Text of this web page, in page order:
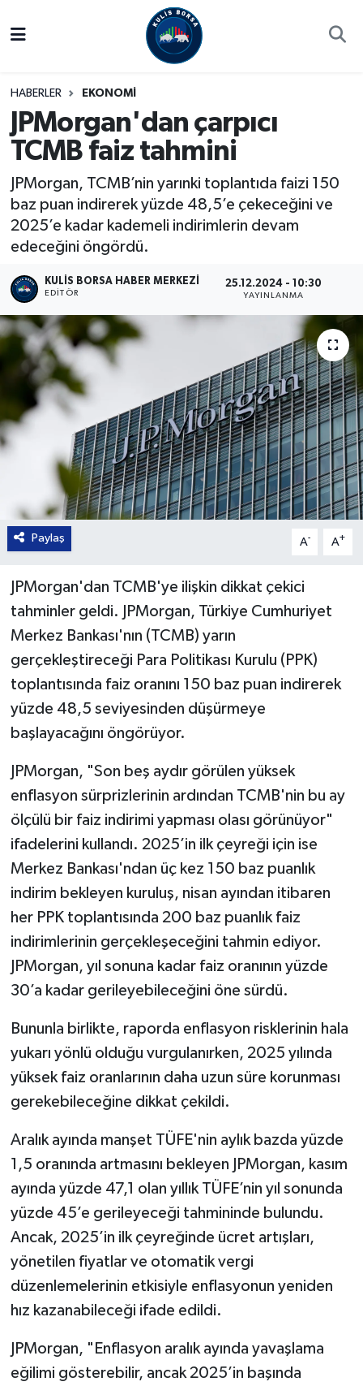
HABERLER EKONOMİ
JPMorgan'dan çarpıcı
TCMB faiz tahmini
JPMorgan, TCMB’nin yarınki toplantıda faizi 150
baz puan indirerek yüzde 48,5’e çekeceğini ve
2025’e kadar kademeli indirimlerin devam
edeceğini öngördü.
KULIS BORSA HABER MERKEZI
EDITÖR
25.12.2024 - 10:30
YAYINLANMA
Paylaş A- A+
JPMorgan'dan TCMB'ye ilişkin dikkat çekici
tahminler geldi. JPMorgan, Türkiye Cumhuriyet
Merkez Bankası'nın (TCMB) yarın
gerçekleştireceği Para Politikası Kurulu (PPK)
toplantısında faiz oranını 150 baz puan indirerek
yüzde 48,5 seviyesinden düşürmeye
başlayacağını öngörüyor.
JPMorgan, "Son beş aydır görülen yüksek
enflasyon sürprizlerinin ardından TCMB'nin bu ay
ölçülü bir faiz indirimi yapması olası görünüyor"
ifadelerini kullandı. 2025’in ilk çeyreği için ise
Merkez Bankası'ndan üç kez 150 baz puanlık
indirim bekleyen kuruluş, nisan ayından itibaren
her PPK toplantısında 200 baz puanlık faiz
indirimlerinin gerçekleşeceğini tahmin ediyor.
JPMorgan, yıl sonuna kadar faiz oranının yüzde
30’a kadar gerileyebileceğini öne sürdü.
Bununla birlikte, raporda enflasyon risklerinin hala
yukarı yönlü olduğu vurgulanırken, 2025 yılında
yüksek faiz oranlarının daha uzun süre korunması
gerekebileceğine dikkat çekildi.
Aralık ayında manşet TÜFE'nin aylık bazda yüzde
1,5 oranında artmasını bekleyen JPMorgan, kasım
ayında yüzde 47,1 olan yıllık TÜFE’nin yıl sonunda
yüzde 45’e gerileyeceği tahmininde bulundu.
Ancak, 2025’in ilk çeyreğinde ücret artışları,
yönetilen fiyatlar ve otomatik vergi
düzenlemelerinin etkisiyle enflasyonun yeniden
hız kazanabileceği ifade edildi.
JPMorgan, "Enflasyon aralık ayında yavaşlama
eğilimi gösterebilir, ancak 2025’in başında
Kulis Haber
Halka Arzlar
Ekonomi
Süper Lig Puan Durumu ve Fikstür
Tüm Manşetler
Son Dakika Haberleri